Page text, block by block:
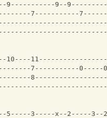
9-----------9--
7-----------
10----
7-----------0-----
5-----3-----x--2-----3--